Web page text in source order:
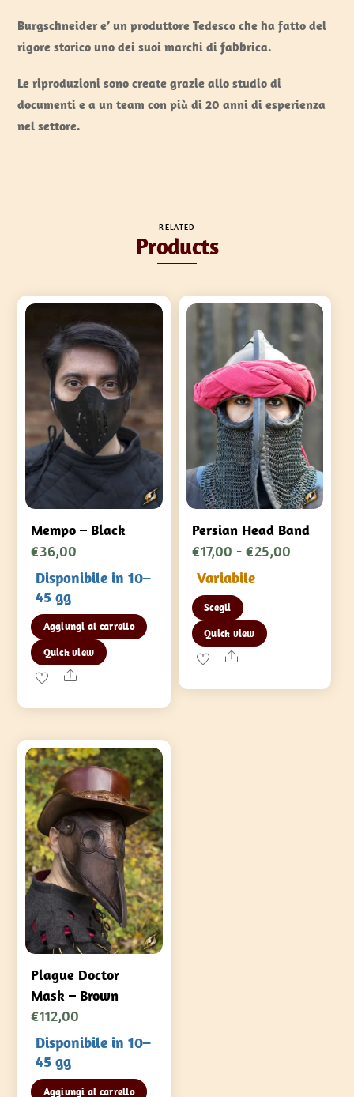
Burgschneider e’ un produttore Tedesco che ha fatto del
rigore storico uno dei suoi marchi di fabbrica.
Le riproduzioni sono create grazie allo studio di
documenti e a un team con più di 20 anni di esperienza
nel settore.
RELATED
Products
Mempo – Black
€36,00
Disponibile in 10–
45 gg
Aggiungi al carrello
Quick view
Share
Persian Head Band
€17,00 - €25,00Fascia
€25,00
Variabile
Scegli
prodotto
ha
varianti.
Quick view
Share
Plague Doctor
Mask – Brown
€112,00
Disponibile in 10–
45 gg
Aggiungi al carrello